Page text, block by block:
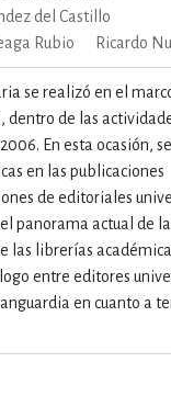
Y
FICCIÓN
Y
del Castillo
Rubio Ricardo
se realizó en el
dentro de las
En esta ocasión,
en las publicaciones
de editoriales
panorama actual de la
las librerías
entre editores
en cuanto a